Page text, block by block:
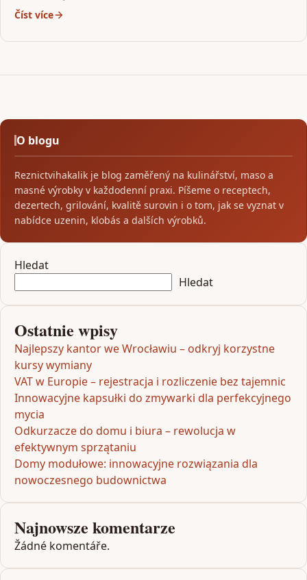
Číst více
O blogu
Reznictvihakalik je blog zaměřený na kulinářství, maso a
masné výrobky v každodenní praxi. Píšeme o receptech,
dezertech, grilování, kvalitě surovin i o tom, jak se vyznat v
nabídce uzenin, klobás a dalších výrobků.
Hledat
Hledat
Ostatnie wpisy
Najlepszy kantor we Wrocławiu – odkryj korzystne
kursy wymiany
VAT w Europie – rejestracja i rozliczenie bez tajemnic
Innowacyjne kapsułki do zmywarki dla perfekcyjnego
mycia
Odkurzacze do domu i biura – rewolucja w
efektywnym sprzątaniu
Domy modułowe: innowacyjne rozwiązania dla
nowoczesnego budownictwa
Najnowsze komentarze
Žádné komentáře.